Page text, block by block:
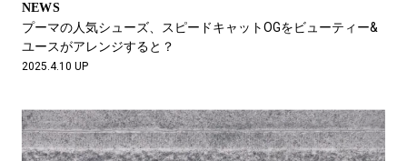
NEWS
プーマの人気シューズ、スピードキャットOGをビューティー&
ユースがアレンジすると？
2025.4.10 UP